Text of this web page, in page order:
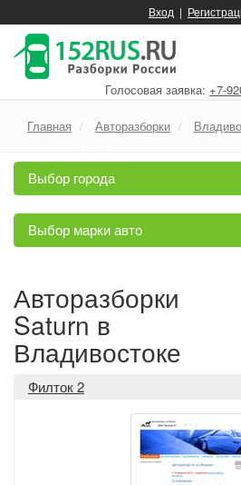
Вход |
Голосовая заявка: +7-
Главная Авторазборки
Выбор города
Выбор марки авто
Авторазборки
Saturn в
Владивостоке
Филток 2